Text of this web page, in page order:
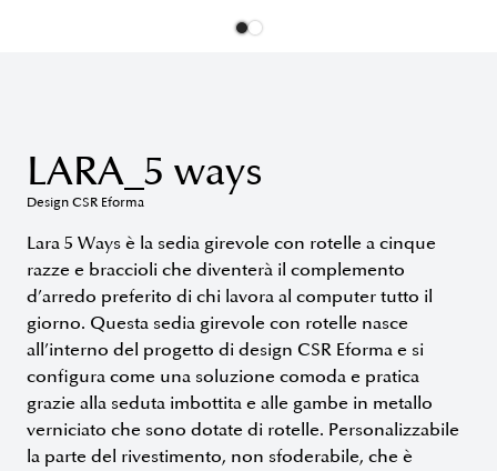
LARA_5 ways
Design CSR Eforma
Lara 5 Ways è la sedia girevole con rotelle a cinque
razze e braccioli che diventerà il complemento
d’arredo preferito di chi lavora al computer tutto il
giorno. Questa sedia girevole con rotelle nasce
all’interno del progetto di design CSR Eforma e si
configura come una soluzione comoda e pratica
grazie alla seduta imbottita e alle gambe in metallo
verniciato che sono dotate di rotelle. Personalizzabile
la parte del rivestimento, non sfoderabile, che è